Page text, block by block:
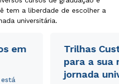
tem a liberdade de escolher a
universitária.
em
Trilhas
para a sua
jornada